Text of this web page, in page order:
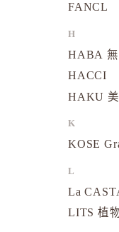
FANCL
H
HABA
HACCI
HAKU
K
KOSE
L
La
LITS 植